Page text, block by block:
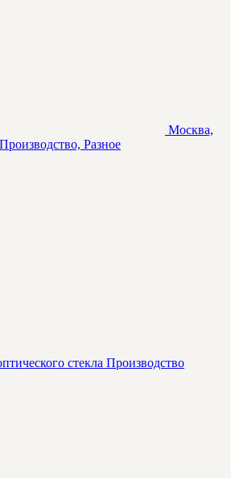
Москва,
Производство, Разное
стекла Производство